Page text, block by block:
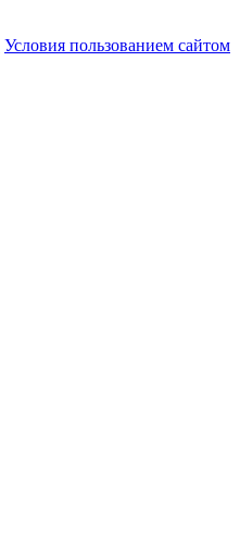
Условия пользованием сайтом